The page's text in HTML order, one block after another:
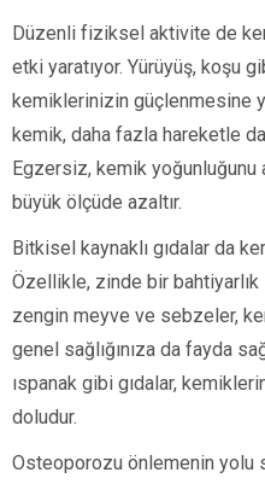
Düzenli fiziksel aktivite de
etki yaratıyor. Yürüyüş, koşu
kemiklerinizin güçlenmesine
kemik, daha fazla hareketle
Egzersiz, kemik
büyük ölçüde azaltır.
Bitkisel kaynaklı gıdalar da
Özellikle, zinde bir bahtiyarlık
zengin meyve ve sebzeler,
genel sağlığınıza da fayda
ıspanak gibi gıdalar,
doludur.
Osteoporozu önlemenin yolu